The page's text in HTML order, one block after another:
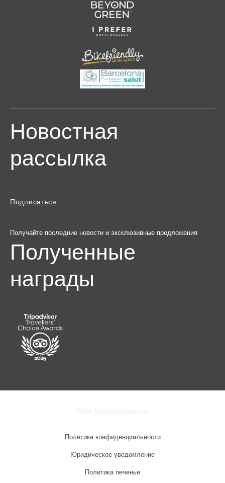
Новостная
рассылка
Подписаться
Получайте последние новости и эксклюзивные предложения
Полученные
награды
Политика конфиденциальности
Юридическое уведомление
Политика печенье